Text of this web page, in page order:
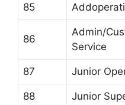
85
86
Admin/
Service
87 Junior
88 Junior